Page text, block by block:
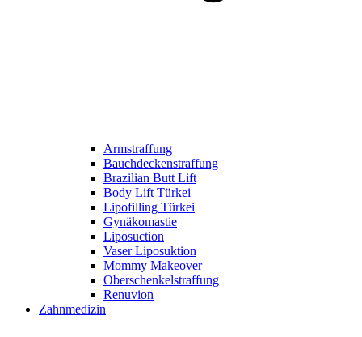
Armstraffung
Bauchdeckenstraffung
Brazilian Butt Lift
Body Lift Türkei
Lipofilling Türkei
Gynäkomastie
Liposuction
Vaser Liposuktion
Mommy Makeover
Oberschenkelstraffung
Renuvion
Zahnmedizin